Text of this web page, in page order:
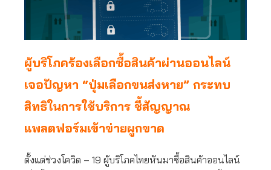
ผู้บริโภคร้องเลือกซื้อสินค้าผ่านออนไลน์
เจอปัญหา “ปุ่มเลือกขนส่งหาย” กระทบ
สิทธิในการใช้บริการ ชี้สัญญาณ
แพลตฟอร์มเข้าข่ายผูกขาด
ตั้งแต่ช่วงโควิด – 19 ผู้บริโภคไทยหันมาซื้อสินค้าออนไลน์